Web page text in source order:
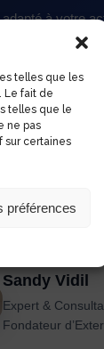
telles que les
Le fait de
telles que le
ne pas
sur certaines
préférences
à votre
niveau
ce
delà d’une
vous allez
présence sur
notre
Sandy Vidil
Expert &
Fondateur